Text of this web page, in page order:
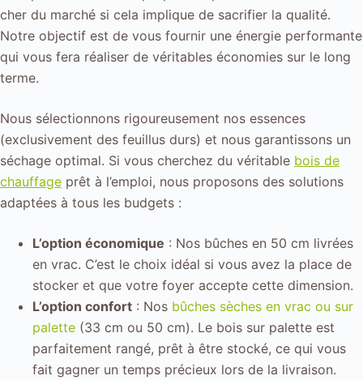
cher du marché si cela implique de sacrifier la qualité.
Notre objectif est de vous fournir une énergie performante
qui vous fera réaliser de véritables économies sur le long
terme.
Nous sélectionnons rigoureusement nos essences
(exclusivement des feuillus durs) et nous garantissons un
séchage optimal. Si vous cherchez du véritable bois de
chauffage prêt à l’emploi, nous proposons des solutions
adaptées à tous les budgets :
L’option économique : Nos bûches en 50 cm livrées
en vrac. C’est le choix idéal si vous avez la place de
stocker et que votre foyer accepte cette dimension.
L’option confort : Nos bûches sèches en vrac ou sur
palette (33 cm ou 50 cm). Le bois sur palette est
parfaitement rangé, prêt à être stocké, ce qui vous
fait gagner un temps précieux lors de la livraison.